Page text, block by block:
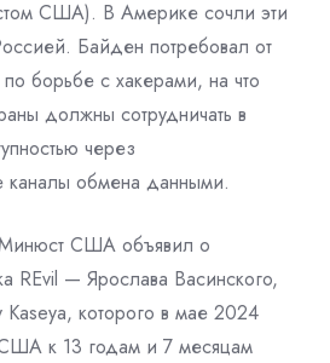
США). В Америке сочли эти
Байден потребовал от
борьбе с хакерами, на что
должны сотрудничать в
через
каналы обмена данными.
США объявил о
REvil — Ярослава Васинского,
Kaseya, которого в мае 2024
к 13 годам и 7 месяцам